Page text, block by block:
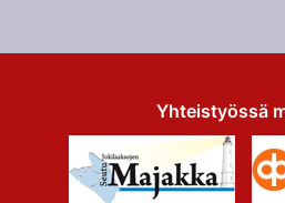
Yhteistyössä